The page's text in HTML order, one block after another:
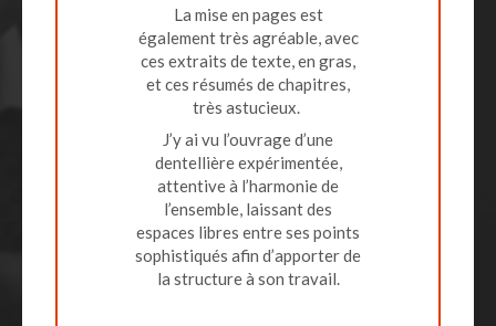
La mise en pages est
également très agréable, avec
ces extraits de texte, en gras,
et ces résumés de chapitres,
très astucieux.
J’y ai vu l’ouvrage d’une
dentellière expérimentée,
attentive à l’harmonie de
l’ensemble, laissant des
espaces libres entre ses points
sophistiqués afin d’apporter de
la structure à son travail.
Je pense avoir grandi dans la
pratique de l’oralité à
l’occasion de cette expertise
qui à mon actif compte parmi
les meilleures. Merci pour
cela.
Nul doute que je dirigerai vers
votre livre tout jeune avocat
qui rejoindra notre équipe à
l’avenir et je prévois même
d’intégrer le manuel dans le «
Emmanuel Jaffelin,
philosophe,
conférencier,
professeur Paris IV,
Sorbonne
Un chef d'oeuvre, une
ontologie du verbe", bravo!
CEO "Talents et
Stratégies", Executive
Coach
que te lire soit au moins aussi
inspirant que d’avoir eu la
chance de te rencontrer, de
t’entendre et de te voir animer
d’exemplaires
rassemblements... À bientôt